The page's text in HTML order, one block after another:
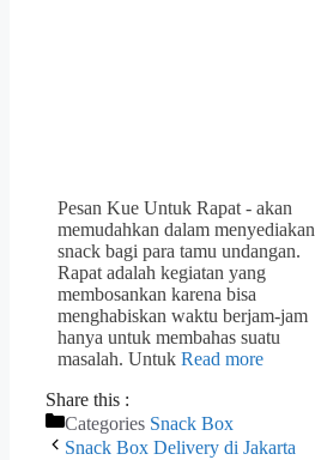
Pesan Kue Untuk Rapat - akan
memudahkan dalam menyediakan
snack bagi para tamu undangan.
Rapat adalah kegiatan yang
membosankan karena bisa
menghabiskan waktu berjam-jam
hanya untuk membahas suatu
masalah. Untuk Read more
Share this :
Categories Snack Box
Snack Box Delivery di Jakarta